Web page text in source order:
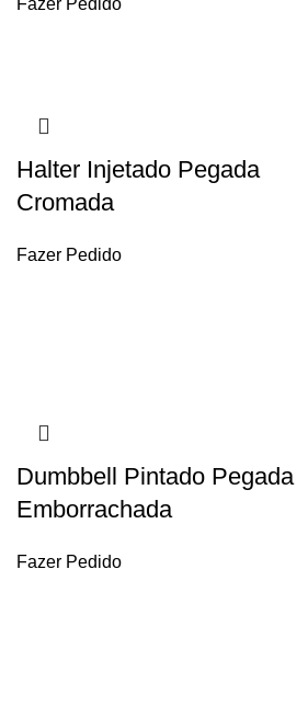
Fazer Pedido
Halter Injetado Pegada
Cromada
Fazer Pedido
Dumbbell Pintado Pegada
Emborrachada
Fazer Pedido